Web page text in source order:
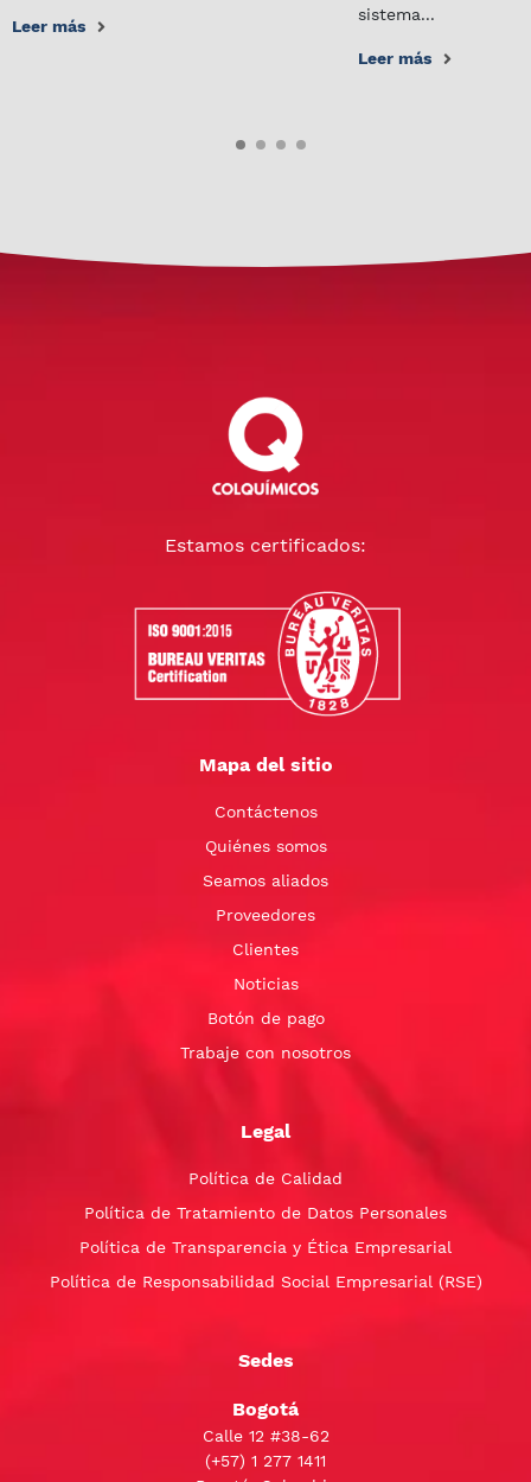
Leer más
sistema...
Leer más
Estamos certificados:
Mapa del sitio
Contáctenos
Quiénes somos
Seamos aliados
Proveedores
Clientes
Noticias
Botón de pago
Trabaje con nosotros
Legal
Política de Calidad
Política de Tratamiento de Datos Personales
Política de Transparencia y Ética Empresarial
Política de Responsabilidad Social Empresarial (RSE)
Sedes
Bogotá
Calle 12 #38-62
(+57) 1 277 1411